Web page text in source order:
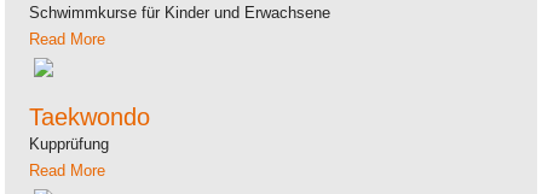
Schwimmkurse für Kinder und Erwachsene
Read More
Taekwondo
Kupprüfung
Read More